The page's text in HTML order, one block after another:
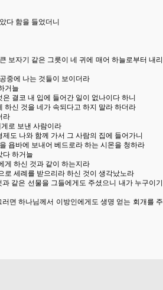
다 함을 들었더니
보자기 같은 그릇이 네 귀에 매어 하늘로부터 내리
중에 나는 것들이 보이더라
거늘
결코 내 입에 들어간 일이 없나이다 하니
하신 것을 네가 속되다고 하지 말라 하더라
라
로 보낸 사람이라
도 나와 함께 가서 그 사람의 집에 들어가니
욥바에 보내어 베드로라 하는 시몬을 청하라
다 하거늘
게 하신 것과 같이 하는지라
로 세례를 받으리라 하신 것이 생각났노라
같은 선물을 그들에게도 주셨으니 내가 누구이기
면 하나님께서 이방인에게도 생명 얻는 회개를 주